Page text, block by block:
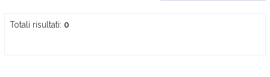
Totali risultati: 0